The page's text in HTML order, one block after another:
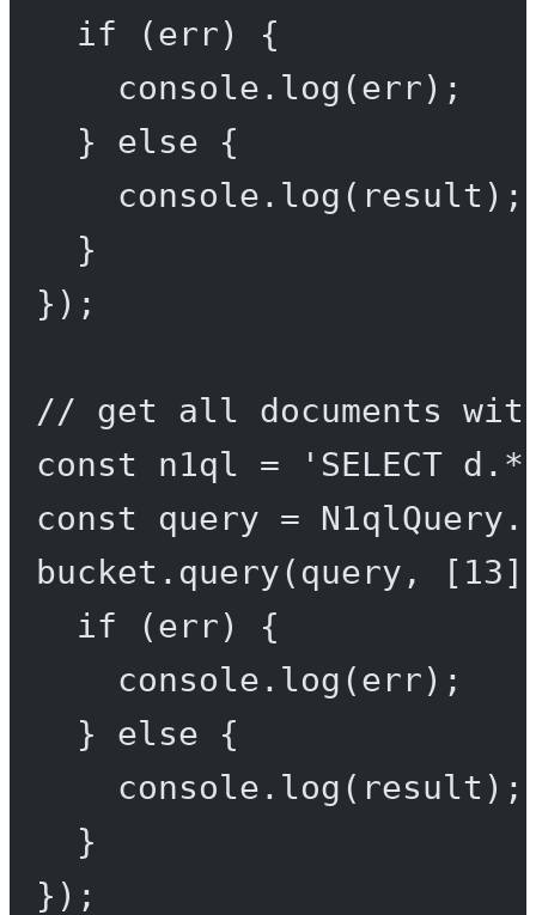
if (err) {
console. log (err);
} else {
console. log (result);
}
});
// get all documents
const
n1ql =
'SELECT
const
query = N1qlQuery.
bucket. query(query, [ 13
if (err) {
console. log (err);
} else {
console. log (result);
}
});